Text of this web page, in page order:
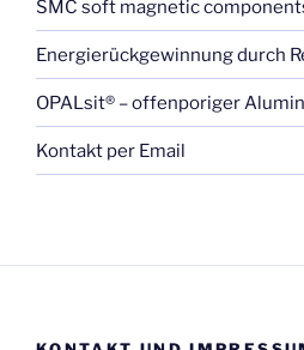
SMC soft magnetic
Energierückgewinnung durch
OPALsit® – offenporiger
Kontakt per Email